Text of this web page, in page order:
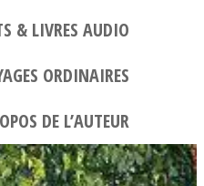
& LIVRES AUDIO
ORDINAIRES
DE L’AUTEUR